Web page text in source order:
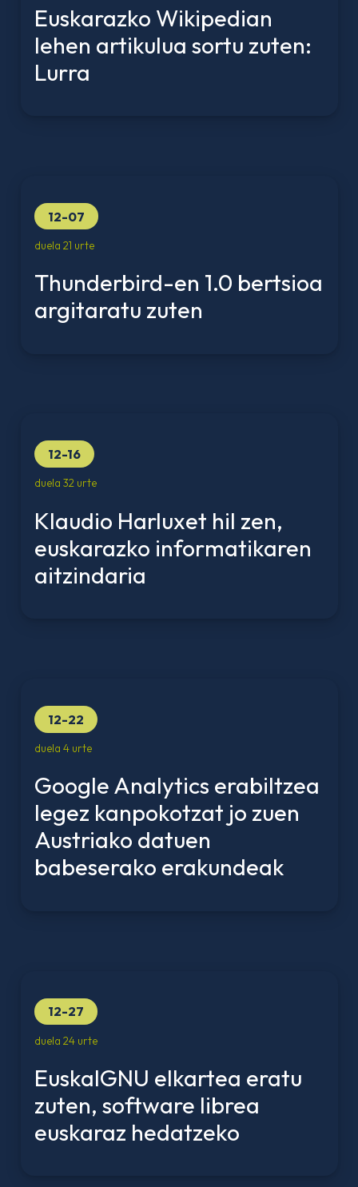
Euskarazko Wikipedian
lehen artikulua sortu zuten:
Lurra
12-07
duela 21 urte
Thunderbird-en 1.0 bertsioa
argitaratu zuten
12-16
duela 32 urte
Klaudio Harluxet hil zen,
euskarazko informatikaren
aitzindaria
12-22
duela 4 urte
Google Analytics erabiltzea
legez kanpokotzat jo zuen
Austriako datuen
babeserako erakundeak
12-27
duela 24 urte
EuskalGNU elkartea eratu
zuten, software librea
euskaraz hedatzeko